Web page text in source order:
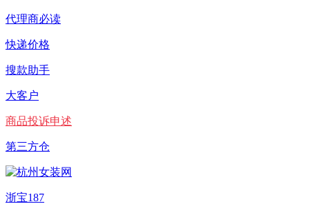
代理商必读
快递价格
搜款助手
大客户
商品投诉申述
第三方仓
浙宝187